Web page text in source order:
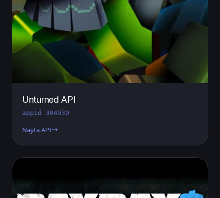
Unturned API
appid 304930
Näytä API